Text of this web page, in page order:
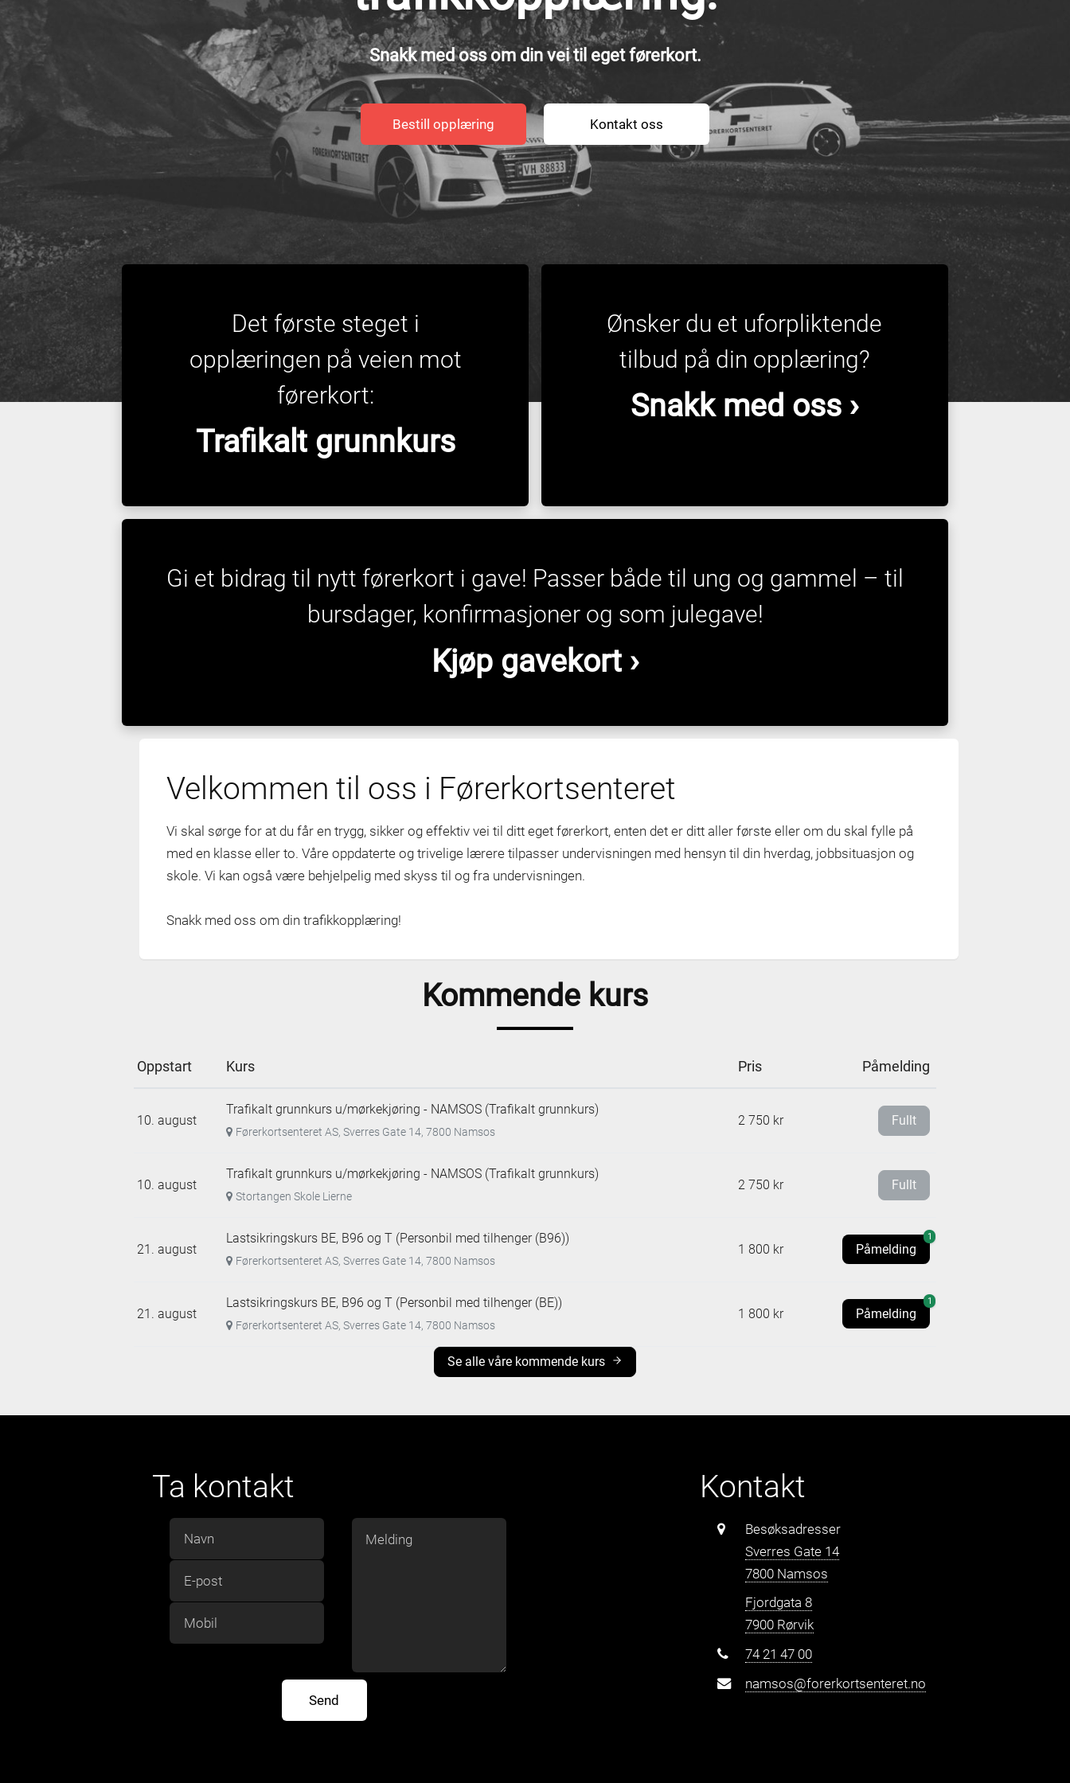
Snakk med oss om din vei til eget førerkort.
Bestill opplæring Kontakt oss
Det første steget i
opplæringen på veien mot
førerkort:
Trafikalt grunnkurs
Ønsker du et uforpliktende
tilbud på din opplæring?
Snakk med oss ›
Gi et bidrag til nytt førerkort i gave! Passer både til ung og gammel – til
bursdager, konfirmasjoner og som julegave!
Kjøp gavekort ›
Velkommen til oss i Førerkortsenteret
Vi skal sørge for at du får en trygg, sikker og effektiv vei til ditt eget førerkort, enten det er ditt aller første eller om du skal fylle på
med en klasse eller to. Våre oppdaterte og trivelige lærere tilpasser undervisningen med hensyn til din hverdag, jobbsituasjon og
skole. Vi kan også være behjelpelig med skyss til og fra undervisningen.
Snakk med oss om din trafikkopplæring!
Kommende kurs
Oppstart Kurs Pris Påmelding
10. august
Trafikalt grunnkurs u/mørkekjøring - NAMSOS (Trafikalt grunnkurs)
Førerkortsenteret AS, Sverres Gate 14, 7800 Namsos
2 750 kr Fullt
10. august
Trafikalt grunnkurs u/mørkekjøring - NAMSOS (Trafikalt grunnkurs)
Stortangen Skole Lierne
2 750 kr Fullt
21. august
Lastsikringskurs BE, B96 og T (Personbil med tilhenger (B96))
Førerkortsenteret AS, Sverres Gate 14, 7800 Namsos
1 800 kr Påmelding
1
21. august
Lastsikringskurs BE, B96 og T (Personbil med tilhenger (BE))
Førerkortsenteret AS, Sverres Gate 14, 7800 Namsos
1 800 kr Påmelding
1
Se alle våre kommende kurs
Ta kontakt Kontakt
Besøksadresser
Sverres Gate 14
7800 Namsos
Fjordgata 8
7900 Rørvik
74 21 47 00
namsos@forerkortsenteret.no